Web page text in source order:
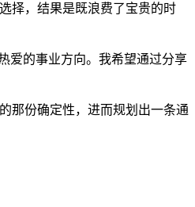
择，结果是既浪费了宝贵的时
爱的事业方向。我希望通过分享
那份确定性，进而规划出一条通